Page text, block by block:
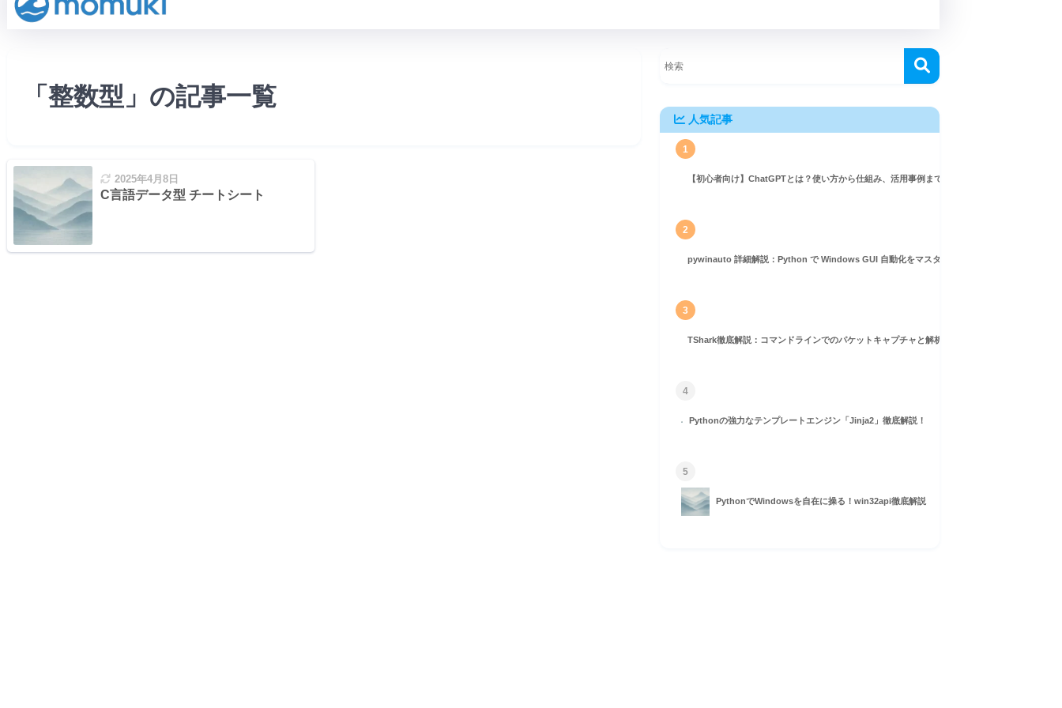
「整数型」の記事一覧
2025年4月8日
C言語データ型 チートシート
人気記事
1
【初心者向け】ChatGPTとは？使い方から仕組み、活用事例まで徹底解説
2
pywinauto 詳細解説：Python で Windows GUI 自動化をマスターしよう！
3
TShark徹底解説：コマンドラインでのパケットキャプチャと解析ガイド
4
Pythonの強力なテンプレートエンジン「Jinja2」徹底解説！
5
PythonでWindowsを自在に操る！win32api徹底解説